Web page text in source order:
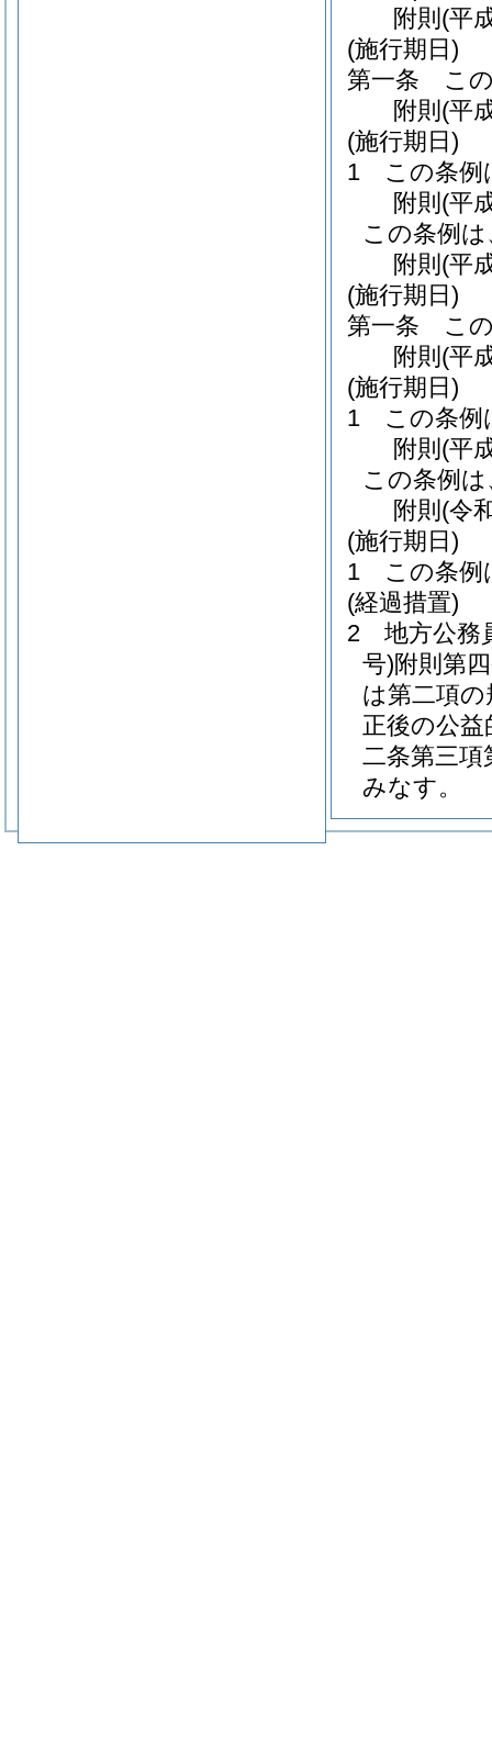
附則 (平
(施行期日)
第一条
こ
附則 (平
(施行期日)
1
この条例
附則 (平
この条例
附則 (平
(施行期日)
第一条
こ
附則 (平
(施行期日)
1
この条例
附則 (平
この条例
附則 (令
(施行期日)
1
この条例
(経過措置)
2
地方公務
号)附則第
は第二項
正後の公
二条第三項
みなす。